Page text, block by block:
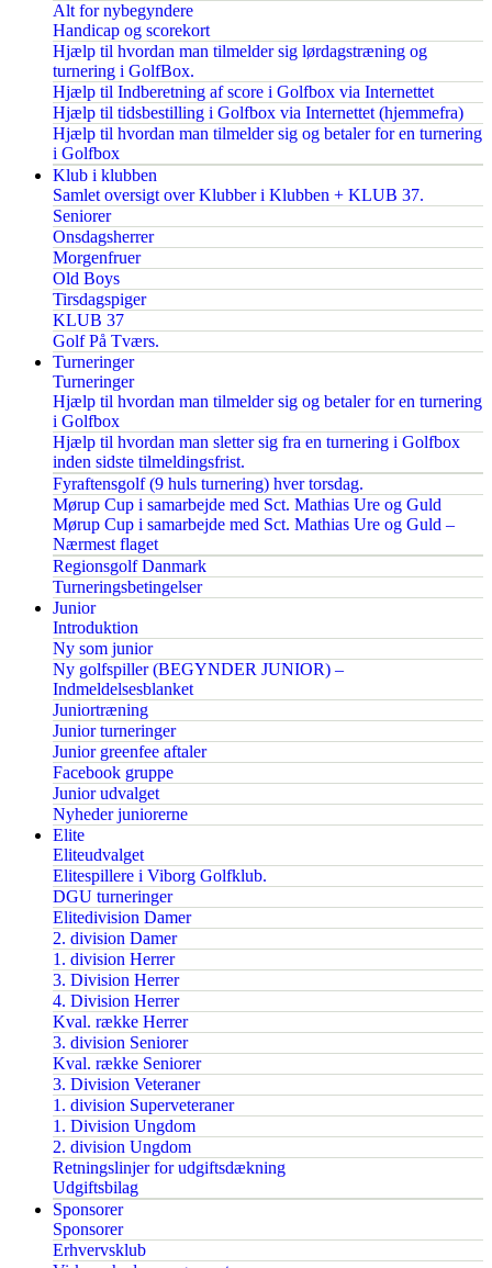
Alt for nybegyndere
Handicap og scorekort
Hjælp til hvordan man tilmelder sig lørdagstræning og
turnering i GolfBox.
Hjælp til Indberetning af score i Golfbox via Internettet
Hjælp til tidsbestilling i Golfbox via Internettet (hjemmefra)
Hjælp til hvordan man tilmelder sig og betaler for en turnering
i Golfbox
Klub i klubben
Samlet oversigt over Klubber i Klubben + KLUB 37.
Seniorer
Onsdagsherrer
Morgenfruer
Old Boys
Tirsdagspiger
KLUB 37
Golf På Tværs.
Turneringer
Turneringer
Hjælp til hvordan man tilmelder sig og betaler for en turnering
i Golfbox
Hjælp til hvordan man sletter sig fra en turnering i Golfbox
inden sidste tilmeldingsfrist.
Fyraftensgolf (9 huls turnering) hver torsdag.
Mørup Cup i samarbejde med Sct. Mathias Ure og Guld
Mørup Cup i samarbejde med Sct. Mathias Ure og Guld –
Nærmest flaget
Regionsgolf Danmark
Turneringsbetingelser
Junior
Introduktion
Ny som junior
Ny golfspiller (BEGYNDER JUNIOR) –
Indmeldelsesblanket
Juniortræning
Junior turneringer
Junior greenfee aftaler
Facebook gruppe
Junior udvalget
Nyheder juniorerne
Elite
Eliteudvalget
Elitespillere i Viborg Golfklub.
DGU turneringer
Elitedivision Damer
2. division Damer
1. division Herrer
3. Division Herrer
4. Division Herrer
Kval. række Herrer
3. division Seniorer
Kval. række Seniorer
3. Division Veteraner
1. division Superveteraner
1. Division Ungdom
2. division Ungdom
Retningslinjer for udgiftsdækning
Udgiftsbilag
Sponsorer
Sponsorer
Erhvervsklub